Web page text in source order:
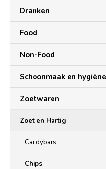
Dranken
Food
Non-Food
Schoonmaak en hygiëne
Zoetwaren
Zoet en Hartig
Candybars
Chips